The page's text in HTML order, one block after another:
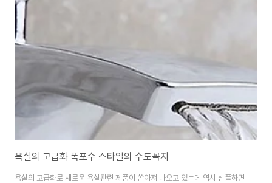
리함을 더한다. 출처: http://www.renshui.com/
욕실의 고급화 폭포수 스타일의 수도꼭지
욕실의 고급화로 새로운 욕실관련 제품이 쏟아져 나오고 있는데 역시 심플하면